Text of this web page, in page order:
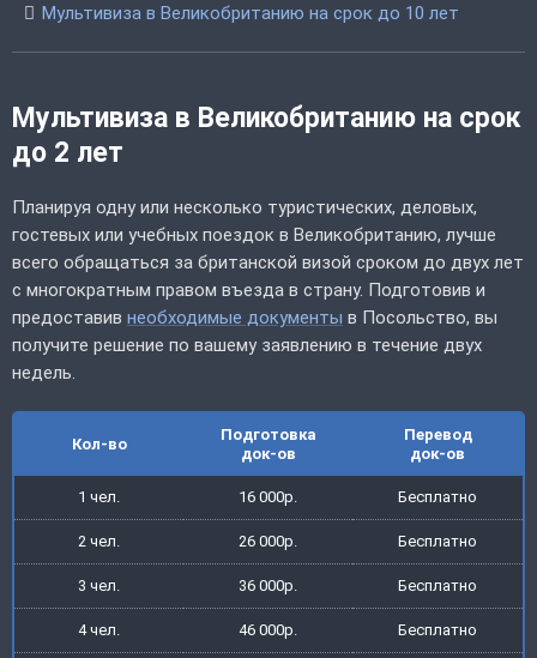
Мультивиза в Великобританию на срок до 10 лет
Мультивиза в Великобританию на срок
до 2 лет
Планируя одну или несколько туристических, деловых,
гостевых или учебных поездок в Великобританию, лучше
всего обращаться за британской визой сроком до двух лет
с многократным правом въезда в страну. Подготовив и
предоставив необходимые документы в Посольство, вы
получите решение по вашему заявлению в течение двух
недель.
Кол-во
Подготовка
док-ов
Перевод
док-ов
1 чел. 16 000р. Бесплатно
2 чел. 26 000р. Бесплатно
3 чел. 36 000р. Бесплатно
4 чел. 46 000р. Бесплатно